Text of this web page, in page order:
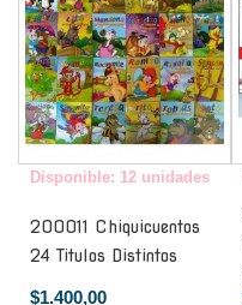
Disponible: 12 unidades
200011 Chiquicuentos
24 Titulos Distintos
$1.400,00